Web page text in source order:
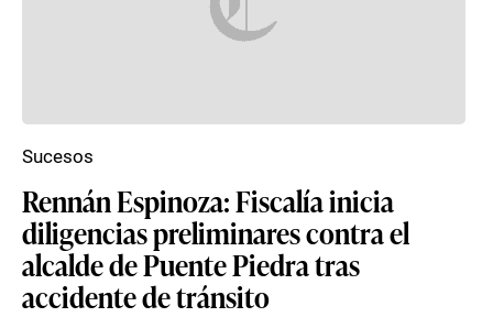
Rennán Espinoza: Fiscalía inicia
diligencias preliminares contra el
alcalde de Puente Piedra tras
accidente de tránsito
Sucesos